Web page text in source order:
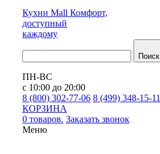
Кухни Mall Комфорт,
доступный
каждому
Поиск
ПН-ВС
с 10:00 до 20:00
8 (800) 302-77-06 8 (499) 348-15-11
КОРЗИНА
0 товаров. Заказать звонок
Меню